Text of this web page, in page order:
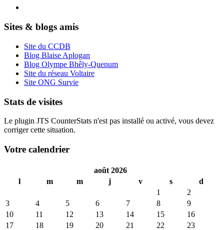
Sites & blogs amis
Site du CCDB
Blog Blaise Aplogan
Blog Olympe Bhêly-Quenum
Site du réseau Voltaire
Site ONG Survie
Stats de visites
Le plugin JTS CounterStats n'est pas installé ou activé, vous devez
corriger cette situation.
Votre calendrier
août 2026
l
m m j v s
d
1
2
3
4 5 6 7 8
9
10
11 12 13 14 15
16
17
18 19 20 21 22
23